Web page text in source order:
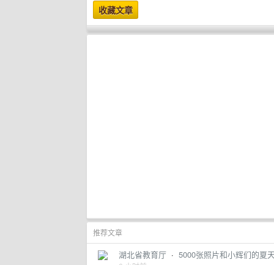
推荐文章
湖北省教育厅 · 5000张照片和小辉们的夏